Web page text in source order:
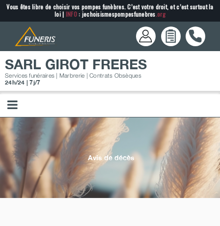
Passer
contenu
Vous êtes libre de choisir vos pompes funèbres. C’est votre droit, et c’est surtout la
loi | INFO: jechoisismespompesfunebres.org
SARL GIROT FRERES
Services funéraires | Marbrerie | Contrats Obsèques
24h/24 | 7j/7
Avis de décès